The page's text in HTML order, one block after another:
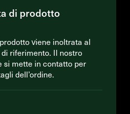
di prodotto
viene inoltrata al
riferimento. Il nostro
si mette in contatto per
dell’ordine.